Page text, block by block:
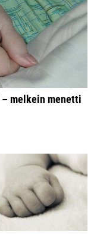
melkein menetti